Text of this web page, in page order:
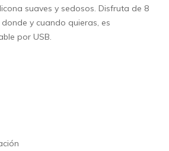
suaves y sedosos. Disfruta de 8
y cuando quieras, es
por USB.